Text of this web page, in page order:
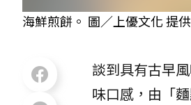
海鮮煎餅。 圖／上優文化 提供
談到具有古早
味口感，由「